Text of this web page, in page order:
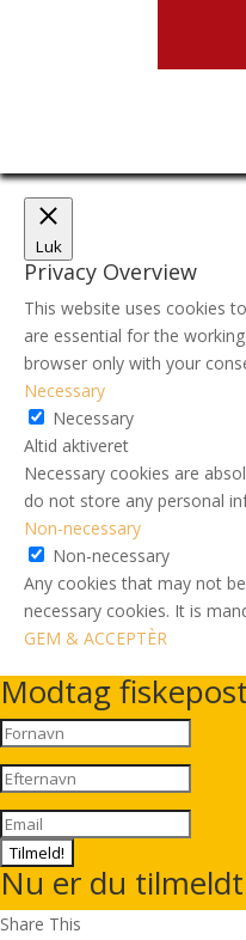
Luk
Privacy Overview
This website uses cookies
are essential for the
browser only with your
Necessary
Necessary
Altid aktiveret
Necessary cookies are
do not store any personal
Non-necessary
Non-necessary
Any cookies that may not
necessary cookies. It is
GEM & ACCEPTÈR
Modtag
Tilmeld!
Nu er du
Share This